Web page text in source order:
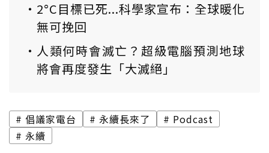
2°C目標已死...科學家宣布：全球暖化
無可挽回
人類何時會滅亡？超級電腦預測地球
將會再度發生「大滅絕」
倡議家電台 永續長來了
Podcast
永續